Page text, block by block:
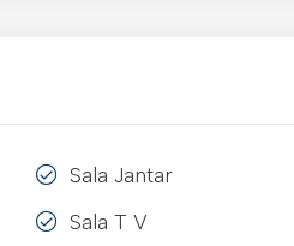
Sala Jantar
Sala T V